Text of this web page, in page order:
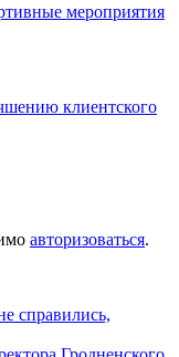
мероприятия
клиентского
авторизоваться.
справились,